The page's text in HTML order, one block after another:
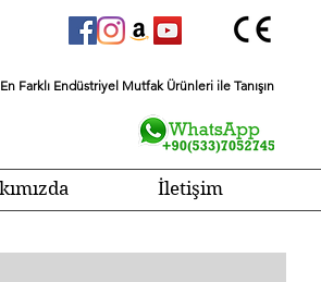
Farklı Endüstriyel Mutfak Ürünleri ile Tanışın
İletişim